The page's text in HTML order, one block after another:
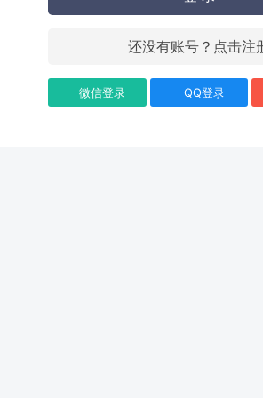
还没有账号？点击注
微信登录 QQ登录